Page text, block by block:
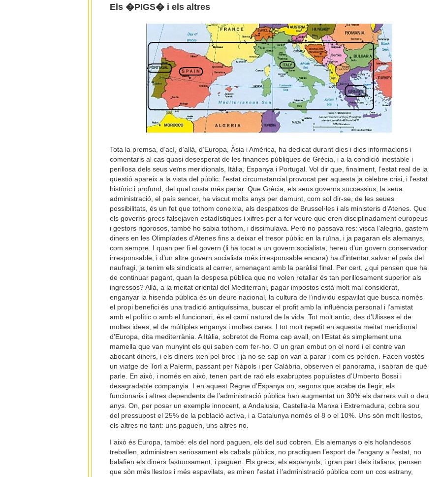
Els �PIGS� i els altres
Tota la premsa, d’ací, d’allà, d’Europa, Àsia i Amèrica, ha dedicat durant dies i dies informacions i
comentaris al cas quasi desesperat de les finances públiques de Grècia, i a la condició inestable i
perillosa dels seus veïns meridionals, Itàlia, Espanya i Portugal. Vol dir que, finalment, l’estat real de la
qüestió apareix a la vista del públic: l’estat circumstancial provocat per aquesta ja cèlebre crisi, i l’estat
històric i profund, del qual costa més parlar. Que Grècia, els seus governs successius, la seua
administració, el país sencer, ha viscut molts anys per damunt, com sol dir-se, de les seues
possibilitats, és un fet que tothom coneixia, als despatxos de Brussel·les i als ministeris d’Atenes. Que
els governs grecs falsejaven estadístiques i xifres per a fer veure que eren disciplinadament europeus
i gestors rigorosos, també ho sabia tothom, i dissimulava. Però no passava res: visca l’alegria, gastem
diners en les Olimpíades d’Atenes fins a deixar el tresor públic en la ruïna, i ja pagaran els alemanys,
com sempre. I quan per fi el govern (li ha tocat a un govern socialista, hereu d’un govern conservador
irresponsable, i d’un altre govern socialista més irresponsable encara) ha d’intentar salvar el país del
naufragi, ja tenim els sindicats al carrer, amenaçant amb la paràlisi final. Per cert, ¿qui pensen que ha
de continuar pagant, quan la despesa pública que no volen retallar és tan perillosament superior als
ingressos? Allà, a la meitat oriental del Mediterrani, pagar impostos està molt mal considerat,
enganyar la hisenda pública és un deure nacional, la cultura de l’individu espavilat que busca només
el propi benefici és una tradició antiquíssima, buscar el profit amb la influència personal i l’amistat
amb el polític o amb el funcionari, és el camí natural de la vida. Tot molt antic, des d’Ulisses el de
moltes idees, el de múltiples enganys i moltes cares. I tot molt repetit en aquesta meitat meridional
d’Europa, dita mediterrània. A Itàlia, sobretot de Roma cap avall, on l’Estat és simplement una
mamella que van munyint els qui saben com fer-ho. O un gran embut on el nord i el centre van
abocant diners, i els diners ixen pel broc i ja no se sap on van a parar i com es perden. Facen vostés
un viatge de Torí a Palerm, passant per Nàpols i per Calàbria, observen el panorama, i sabran de què
parle. En això, i només en això, tenen part de raó els exabruptes populistes d’Umberto Bossi i
desagradable companyia. I en aquest Regne d’Espanya on, segons que acabe de llegir, els
funcionaris i altres dependents de l’administració pública han augmentat un 30% els darrers vuit o deu
anys. On, per posar un exemple innocent, a Andalusia, Castella-la Manxa i Extremadura, cobra sou
del pressupost el 25% de la població activa, i a Catalunya només el 8 o el 10%. Uns són molt llestos,
els altres no tant: uns paguen, uns altres no.
I això és Europa, també: els del nord paguen, els del sud cobren. Els alemanys o els holandesos
treballen, administren seriosament els cabals públics, no practiquen l’esport de l’engany a l’estat, no
balafien els diners fastuosament, i paguen. Els grecs, els espanyols, i gran part dels italians, pensen
que són més llestos i més espavilats, es miren l’estat i l’administració pública com un cos estrany,